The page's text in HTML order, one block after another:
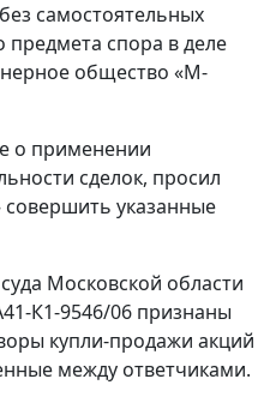
самостоятельных
спора в деле
общество «М-
о применении
сделок, просил
указанные
Московской области
К1-9546/06 признаны
купли-продажи акций
между ответчиками.